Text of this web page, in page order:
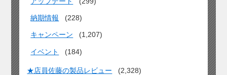
納期情報 (228)
キャンペーン (1,207)
イベント (184)
★店員佐藤の製品レビュー (2,328)